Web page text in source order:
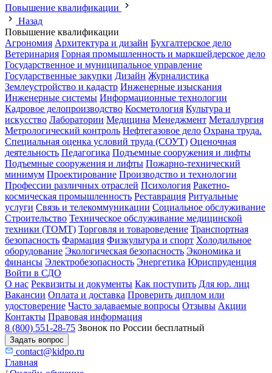
Повышение квалификации
Назад
Повышение квалификации
Агрономия Архитектура и дизайн Бухгалтерское дело
Ветеринария Горная промышленность и маркшейдерское дело
Государственное и муниципальное управление
Государственные закупки Дизайн Журналистика
Землеустройство и кадастр Инженерные изыскания
Инженерные системы Информационные технологии
Кадровое делопроизводство Косметология Культура и
искусство Лаборатории Медицина Менеджмент Металлургия
Метрологический контроль Нефтегазовое дело Охрана труда.
Специальная оценка условий труда (СОУТ) Оценочная
деятельность Педагогика Подъемные сооружения и лифты
Подъемные сооружения и лифты Пожарно-технический
минимум Проектирование Производство и технологии
Профессии различных отраслей Психология Ракетно-
космическая промышленность Реставрация Ритуальные
услуги Связь и телекоммуникации Социальное обслуживание
Строительство Техническое обслуживание медицинской
техники (ТОМТ) Торговля и товароведение Транспортная
безопасность Фармация Физкультура и спорт Холодильное
оборудование Экологическая безопасность Экономика и
финансы Электробезопасность Энергетика Юриспруденция
Войти в СДО
О нас Реквизиты и документы Как поступить Для юр. лиц
Вакансии Оплата и доставка Проверить диплом или
удостоверение Часто задаваемые вопросы Отзывы Акции
Контакты Правовая информация
8 (800) 551-28-75 Звонок по России бесплатный
Задать вопрос
contact@kidpo.ru
Главная